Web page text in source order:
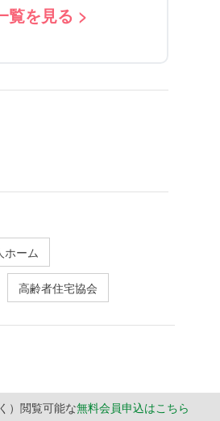
覧を見る >
ホーム
高齢者住宅協会
）閲覧可能な無料会員申込はこちら